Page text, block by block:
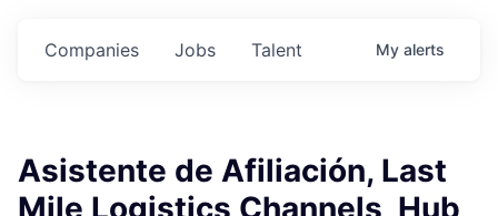
Jobs
Companies Talent My alerts
Asistente de Afiliación, Last